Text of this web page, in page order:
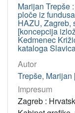
Marijan Trepše
ploče iz
HAZU, Zagreb,
[koncepcija
Kedmenec
kataloga
Autor
Trepše, Marijan
Impresum
Zagreb :